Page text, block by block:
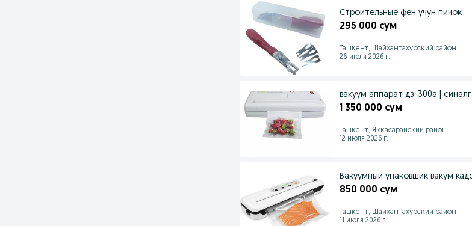
Строительные фен учун пичок
295 000 сум
Ташкент, Шайхантахурский район
26 июля 2026 г.
вакуум аппарат дз-300а |
1 350 000 сум
Ташкент, Яккасарайский район
12 июля 2026 г.
Вакуумный упаковшик вакум
850 000 сум
Ташкент, Шайхантахурский район
11 июля 2026 г.